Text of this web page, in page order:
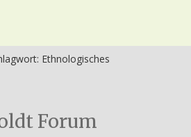
Ethnologisches
Forum